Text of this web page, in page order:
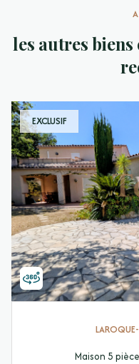
les autres
EXCLUSIF